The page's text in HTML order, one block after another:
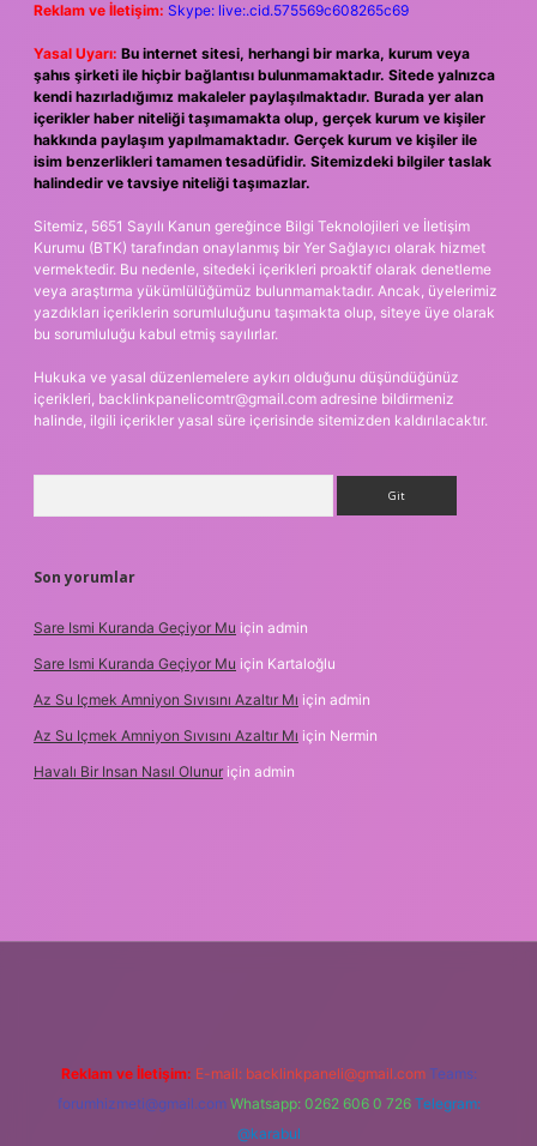
Reklam ve İletişim: Skype: live:.cid.575569c608265c69
Yasal Uyarı: Bu internet sitesi, herhangi bir marka, kurum veya
şahıs şirketi ile hiçbir bağlantısı bulunmamaktadır. Sitede yalnızca
kendi hazırladığımız makaleler paylaşılmaktadır. Burada yer alan
içerikler haber niteliği taşımamakta olup, gerçek kurum ve kişiler
hakkında paylaşım yapılmamaktadır. Gerçek kurum ve kişiler ile
isim benzerlikleri tamamen tesadüfidir. Sitemizdeki bilgiler taslak
halindedir ve tavsiye niteliği taşımazlar.
Sitemiz, 5651 Sayılı Kanun gereğince Bilgi Teknolojileri ve İletişim
Kurumu (BTK) tarafından onaylanmış bir Yer Sağlayıcı olarak hizmet
vermektedir. Bu nedenle, sitedeki içerikleri proaktif olarak denetleme
veya araştırma yükümlülüğümüz bulunmamaktadır. Ancak, üyelerimiz
yazdıkları içeriklerin sorumluluğunu taşımakta olup, siteye üye olarak
bu sorumluluğu kabul etmiş sayılırlar.
Hukuka ve yasal düzenlemelere aykırı olduğunu düşündüğünüz
içerikleri, backlinkpanelicomtr@gmail.com adresine bildirmeniz
halinde, ilgili içerikler yasal süre içerisinde sitemizden kaldırılacaktır.
Son yorumlar
Sare Ismi Kuranda Geçiyor Mu için admin
Sare Ismi Kuranda Geçiyor Mu için Kartaloğlu
Az Su Içmek Amniyon Sıvısını Azaltır Mı için admin
Az Su Içmek Amniyon Sıvısını Azaltır Mı için Nermin
Havalı Bir Insan Nasıl Olunur için admin
Reklam ve İletişim: E-mail: backlinkpaneli@gmail.com Teams:
forumhizmeti@gmail.com Whatsapp: 0262 606 0 726 Telegram:
@karabul